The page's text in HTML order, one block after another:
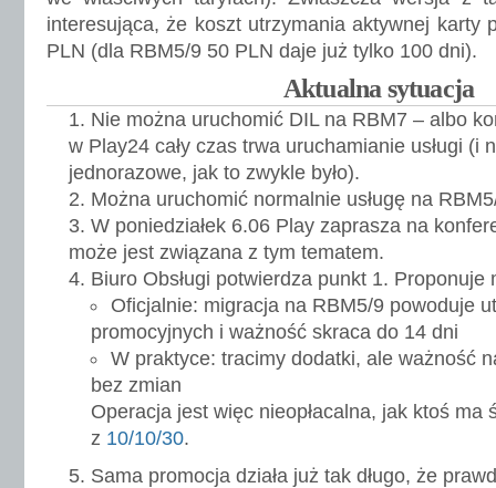
interesująca, że koszt utrzymania aktywnej karty
PLN (dla RBM5/9 50 PLN daje już tylko 100 dni).
Aktualna sytuacja
Nie można uruchomić DIL na RBM7 – albo
w Play24 cały czas trwa uruchamianie usługi (i
jednorazowe, jak to zwykle było).
Można uruchomić normalnie usługę na
W poniedziałek 6.06 Play zaprasza na
może jest związana z tym tematem.
Biuro Obsługi potwierdza punkt 1. Proponuje
Oficjalnie: migracja na RBM5/9 powoduje
promocyjnych i ważność skraca do 14 dni
W praktyce: tracimy dodatki, ale ważność
bez zmian
Operacja jest więc nieopłacalna, jak ktoś
z 10/10/30.
Sama promocja działa już tak długo, że